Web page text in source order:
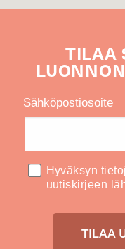
TILAA
LUONNON
Sähköpostiosoite
Hyväksyn
uutiskirjeen